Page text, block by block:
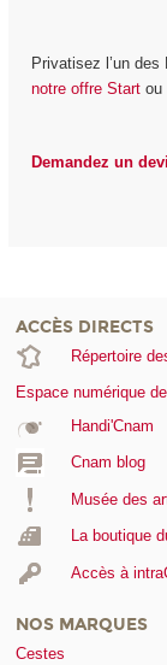
Privatisez l’un
notre offre Startou
Demandez un
ACCÈS DIRECTS
Répertoire
Espace numérique
Handi'Cnam
Cnam blog
Musée des
La boutique
Accès à
NOS MARQUES
Cestes